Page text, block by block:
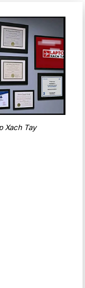
Xach Tay